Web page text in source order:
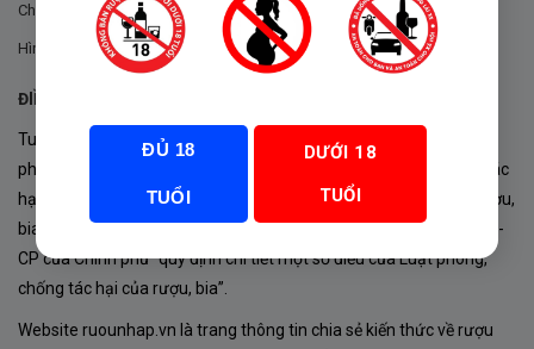
Chính sách mua hàng
Hình thức thanh toán
ĐIỀU KHOẢN VÀ CHÍNH SÁCH
Tuân thủ Nghị định 105/2017/NĐ-CP ngày 14/9/2017 của Chính
phủ về sản xuất, kinh doanh rượu. Tuân thủ Luật “phòng chống tác
hại của rượu, bia” số 44/2019/QH14-Điều 16 về “điều kiện bán rượu,
bia theo hình thức thương mại điện tử”; Nghị định số 24/2020/NĐ-
CP của Chính phủ “quy định chi tiết một số điều của Luật phòng,
chống tác hại của rượu, bia”.
Website ruounhap.vn là trang thông tin chia sẻ kiến thức về rượu
ĐỦ 18
TUỔI
DƯỚI 18
TUỔI